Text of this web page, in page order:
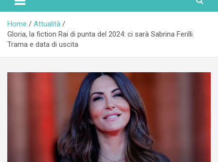
Home
Attualità
Gloria, la fiction Rai di punta del 2024: ci sarà Sabrina Ferilli.
Trama e data di uscita